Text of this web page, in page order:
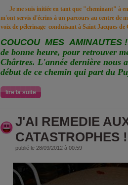
Je me suis initiée en tant que "cheminant" à
m'ont servis d'écrins à un parcours au centre de
voix de pélerinage conduisant à Saint Jacques
COUCOU MES AMINAUTES
de bonne heure, pour retrouver
Chârtres. L'année dernière nous
début de ce chemin qui part du
lire la suite
J'AI REMEDIE
CATASTROPHES
publié le 28/09/2012 à 00:59